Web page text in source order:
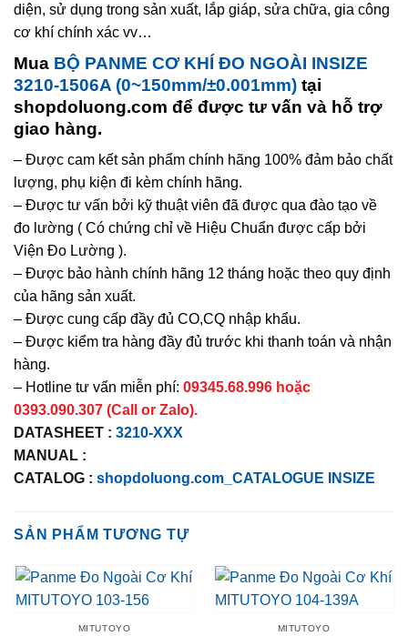
diện, sử dụng trong sản xuất, lắp giáp, sửa chữa, gia công
cơ khí chính xác vv…
Mua BỘ PANME CƠ KHÍ ĐO NGOÀI INSIZE
3210-1506A (0~150mm/±0.001mm) tại
shopdoluong.com để được tư vấn và hỗ trợ
giao hàng.
– Được cam kết sản phẩm chính hãng 100% đảm bảo chất
lượng, phụ kiện đi kèm chính hãng.
– Được tư vấn bởi kỹ thuật viên đã được qua đào tạo về
đo lường ( Có chứng chỉ về Hiệu Chuẩn được cấp bởi
Viện Đo Lường ).
– Được bảo hành chính hãng 12 tháng hoặc theo quy định
của hãng sản xuất.
– Được cung cấp đầy đủ CO,CQ nhập khẩu.
– Được kiểm tra hàng đầy đủ trước khi thanh toán và nhận
hàng.
– Hotline tư vấn miễn phí: 09345.68.996 hoặc
0393.090.307 (Call or Zalo).
DATASHEET : 3210-XXX
MANUAL :
CATALOG : shopdoluong.com_CATALOGUE INSIZE
SẢN PHẨM TƯƠNG TỰ
MITUTOYO MITUTOYO